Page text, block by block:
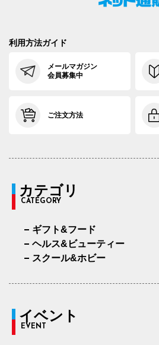
利用方法ガイド
メールマガジン
会員募集中
ご注文方法
カテゴリ
CATEGORY
ギフト&フード
ヘルス&ビューティー
スクール&ホビー
イベント
EVENT